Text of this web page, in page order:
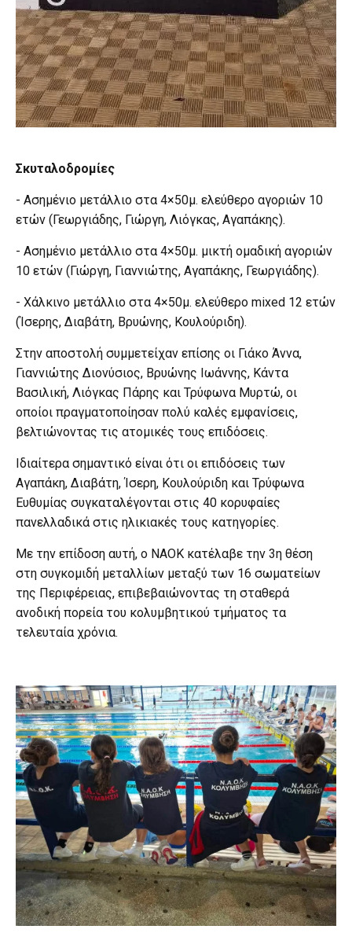
Σκυταλοδρομίες
- Ασημένιο μετάλλιο στα 4×50μ. ελεύθερο αγοριών 10
ετών (Γεωργιάδης, Γιώργη, Λιόγκας, Αγαπάκης).
- Ασημένιο μετάλλιο στα 4×50μ. μικτή ομαδική αγοριών
10 ετών (Γιώργη, Γιαννιώτης, Αγαπάκης, Γεωργιάδης).
- Χάλκινο μετάλλιο στα 4×50μ. ελεύθερο mixed 12 ετών
(Ίσερης, Διαβάτη, Βρυώνης, Κουλούριδη).
Στην αποστολή συμμετείχαν επίσης οι Γιάκο Άννα,
Γιαννιώτης Διονύσιος, Βρυώνης Ιωάννης, Κάντα
Βασιλική, Λιόγκας Πάρης και Τρύφωνα Μυρτώ, οι
οποίοι πραγματοποίησαν πολύ καλές εμφανίσεις,
βελτιώνοντας τις ατομικές τους επιδόσεις.
Ιδιαίτερα σημαντικό είναι ότι οι επιδόσεις των
Αγαπάκη, Διαβάτη, Ίσερη, Κουλούριδη και Τρύφωνα
Ευθυμίας συγκαταλέγονται στις 40 κορυφαίες
πανελλαδικά στις ηλικιακές τους κατηγορίες.
Με την επίδοση αυτή, ο ΝΑΟΚ κατέλαβε την 3η θέση
στη συγκομιδή μεταλλίων μεταξύ των 16 σωματείων
της Περιφέρειας, επιβεβαιώνοντας τη σταθερά
ανοδική πορεία του κολυμβητικού τμήματος τα
τελευταία χρόνια.